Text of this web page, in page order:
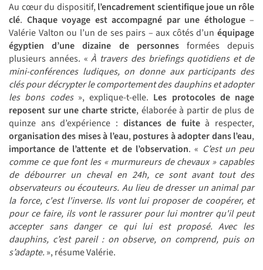
Au cœur du dispositif,l’encadrement scientifique joue un rôle
clé. Chaque voyage est accompagné par une éthologue–
Valérie Valton ou l’un de ses pairs – aux côtés d’un équipage
égyptien d’une dizaine de personnesformées depuis
plusieurs années. «À travers des briefings quotidiens et de
mini-conférences ludiques, on donne aux participants des
clés pour décrypter le comportement des dauphins et adopter
les bons codes», explique-t-elle. Les protocoles de nage
reposent sur une charte stricte, élaborée à partir de plus de
quinze ans d’expérience : distances de fuiteà respecter,
organisation des mises à l’eau,postures à adopter dans l’eau,
importance de l’attente et de l’observation. « C’est un peu
comme ce que font les « murmureurs de chevaux » capables
de débourrer un cheval en 24h, ce sont avant tout des
observateurs ou écouteurs. Au lieu de dresser un animal par
la force, c'est l'inverse. Ils vont lui proposer de coopérer, et
pour ce faire, ils vont le rassurer pour lui montrer qu'il peut
accepter sans danger ce qui lui est proposé. Avec les
dauphins, c’est pareil : on observe, on comprend, puis on
s’adapte. », résume Valérie.